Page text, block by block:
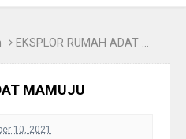
EKSPLOR RUMAH ADAT MAMUJU
MAMUJU
10, 2021